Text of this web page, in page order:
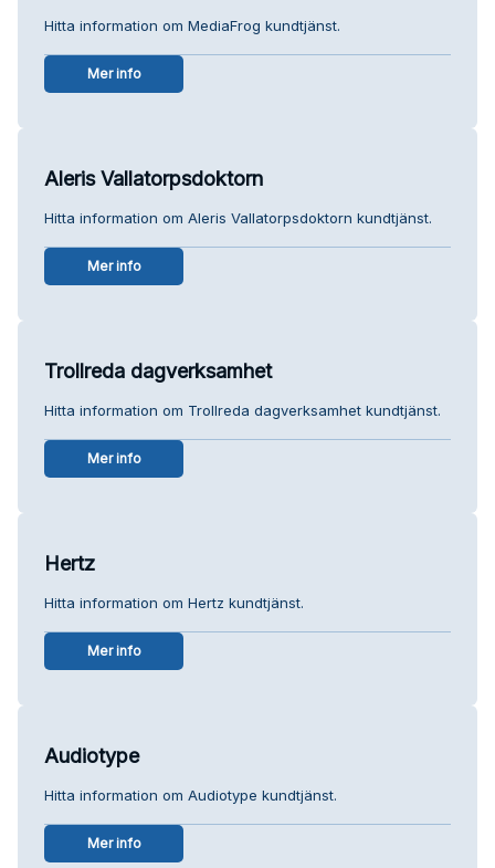
Hitta information om MediaFrog kundtjänst.
Mer info
Aleris Vallatorpsdoktorn
Hitta information om Aleris Vallatorpsdoktorn kundtjänst.
Mer info
Trollreda dagverksamhet
Hitta information om Trollreda dagverksamhet kundtjänst.
Mer info
Hertz
Hitta information om Hertz kundtjänst.
Mer info
Audiotype
Hitta information om Audiotype kundtjänst.
Mer info